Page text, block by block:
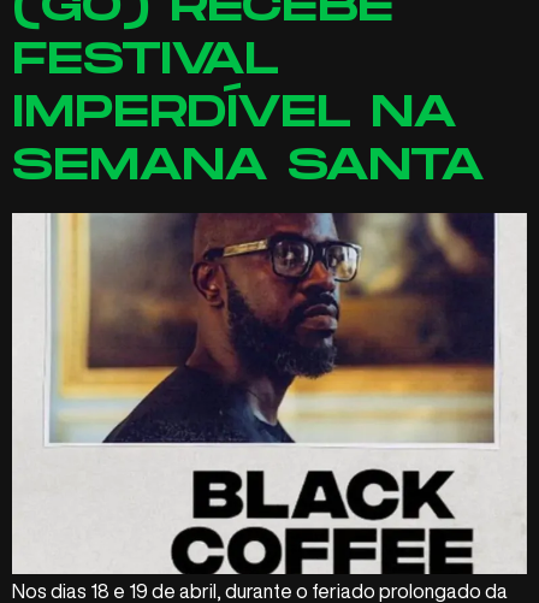
FESTIVAL
IMPERDÍVEL NA
SEMANA SANTA
Nos dias 18 e 19 de abril, durante o feriado prolongado da